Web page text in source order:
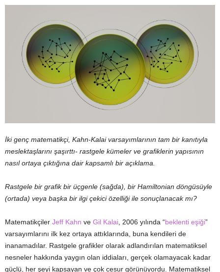
İki genç matematikçi, Kahn-Kalai varsayımlarının tam bir kanıtıyla
meslektaşlarını şaşırttı- rastgele kümeler ve grafiklerin yapısının
nasıl ortaya çıktığına dair kapsamlı bir açıklama.
Rastgele bir grafik bir üçgenle (sağda), bir Hamiltonian döngüsüyle
(ortada) veya başka bir ilgi çekici özelliği ile sonuçlanacak mı?
Matematikçiler Jeff Kahn ve Gil Kalai , 2006 yılında “beklenti eşiği”
varsayımlarını ilk kez ortaya attıklarında, buna kendileri de
inanamadılar. Rastgele grafikler olarak adlandırılan matematiksel
nesneler hakkında yaygın olan iddiaları, gerçek olamayacak kadar
güçlü, her şeyi kapsayan ve çok cesur görünüyordu. Matematiksel